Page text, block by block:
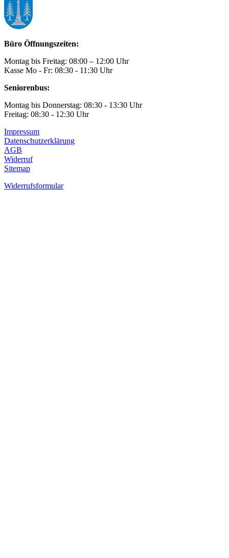
Büro Öffnungszeiten:
Montag bis Freitag: 08:00 – 12:00 Uhr
Kasse Mo - Fr: 08:30 - 11:30 Uhr
Seniorenbus:
Montag bis Donnerstag: 08:30 - 13:30 Uhr
Freitag: 08:30 - 12:30 Uhr
Impressum
Datenschutzerklärung
AGB
Widerruf
Sitemap
Widerrufsformular